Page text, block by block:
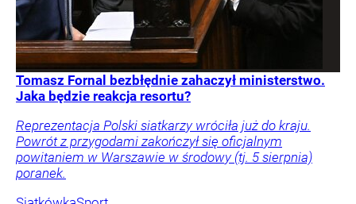
Tomasz Fornal bezbłędnie zahaczył ministerstwo.
Jaka będzie reakcja resortu?
Reprezentacja Polski siatkarzy wróciła już do kraju.
Powrót z przygodami zakończył się oficjalnym
powitaniem w Warszawie w środowy (tj. 5 sierpnia)
poranek.